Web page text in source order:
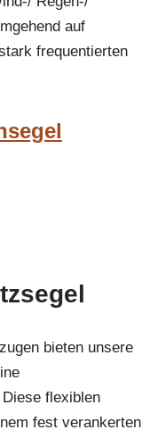
auf
frequentierten
bieten unsere
flexiblen
fest verankerten